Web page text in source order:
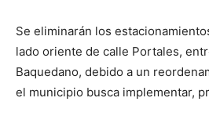
Se eliminarán los
lado oriente de calle Portales,
Baquedano, debido a un
el municipio busca implementar,